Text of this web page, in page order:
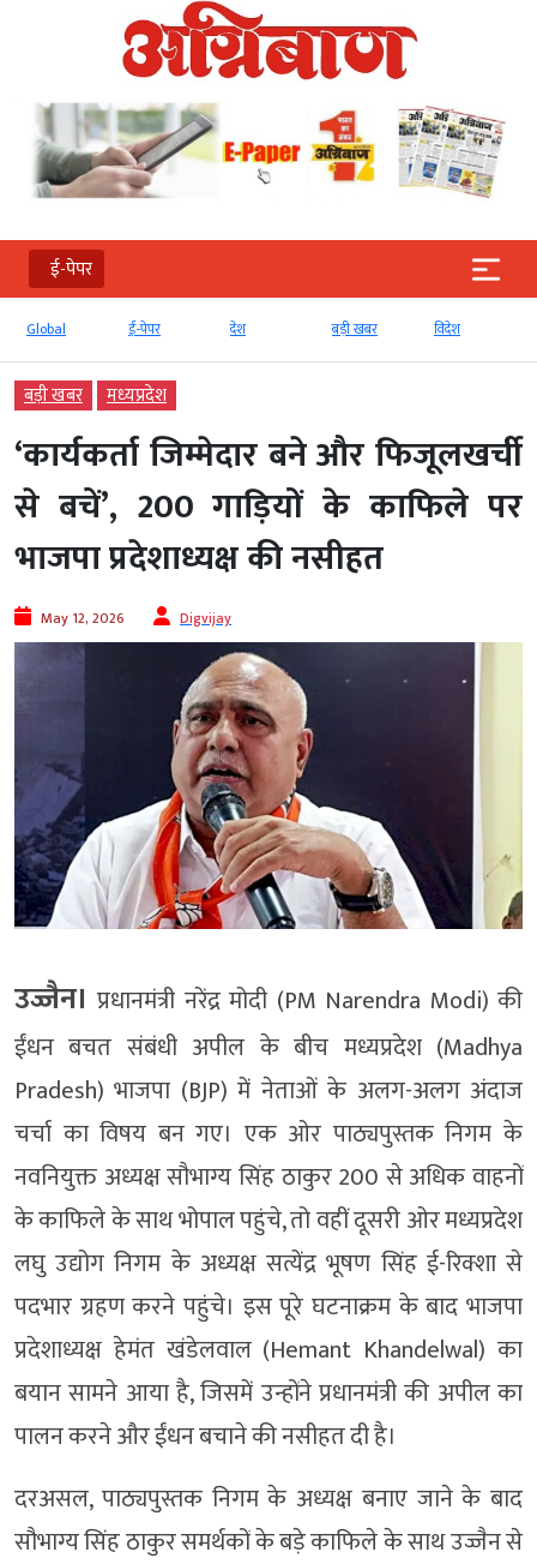
ई-पेपर
ई-पेपर देश बड़ी खबर विदेश खरी-खरी
बड़ी खबर मध्‍यप्रदेश
‘कार्यकर्ता जिम्मेदार बने और फिजूलखर्ची
से बचें’, 200 गाड़ियों के काफिले पर
भाजपा प्रदेशाध्यक्ष की नसीहत
May 12, 2026 Digvijay
उज्जैन। प्रधानमंत्री नरेंद्र मोदी (PM Narendra Modi) की
ईंधन बचत संबंधी अपील के बीच मध्यप्रदेश (Madhya
Pradesh) भाजपा (BJP) में नेताओं के अलग-अलग अंदाज
चर्चा का विषय बन गए। एक ओर पाठ्यपुस्तक निगम के
नवनियुक्त अध्यक्ष सौभाग्य सिंह ठाकुर 200 से अधिक वाहनों
के काफिले के साथ भोपाल पहुंचे, तो वहीं दूसरी ओर मध्यप्रदेश
लघु उद्योग निगम के अध्यक्ष सत्येंद्र भूषण सिंह ई-रिक्शा से
पदभार ग्रहण करने पहुंचे। इस पूरे घटनाक्रम के बाद भाजपा
प्रदेशाध्यक्ष हेमंत खंडेलवाल (Hemant Khandelwal) का
बयान सामने आया है, जिसमें उन्होंने प्रधानमंत्री की अपील का
पालन करने और ईंधन बचाने की नसीहत दी है।
दरअसल, पाठ्यपुस्तक निगम के अध्यक्ष बनाए जाने के बाद
सौभाग्य सिंह ठाकुर समर्थकों के बड़े काफिले के साथ उज्जैन से